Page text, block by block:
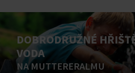
DOBRODRUŽNÉ
VODA
NA MUTTERERALMU